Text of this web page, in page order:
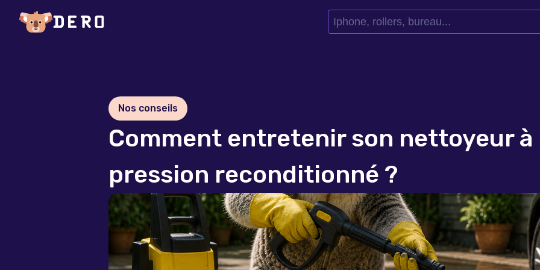
Nos conseils
Comment entretenir son nettoyeur à
pression reconditionné ?